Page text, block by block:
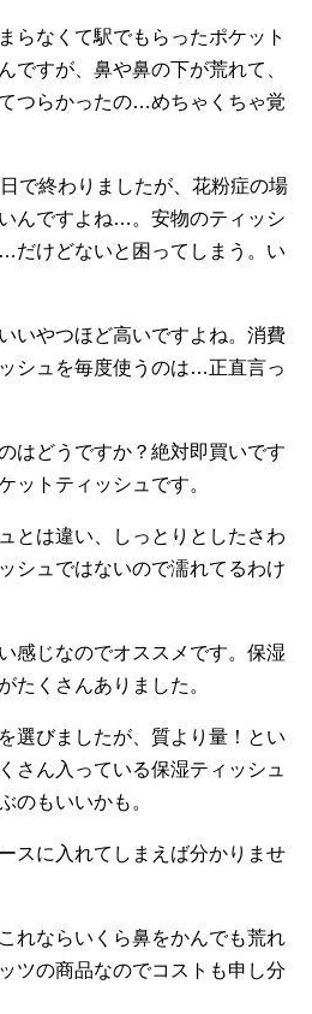
らなくて駅でもらったポケット
ですが、鼻や鼻の下が荒れて、
つらかったの…めちゃくちゃ覚
で終わりましたが、花粉症の場
んですよね…。安物のティッシ
だけどないと困ってしまう。い
いやつほど高いですよね。消費
シュを毎度使うのは…正直言っ
はどうですか？絶対即買いです
ットティッシュです。
とは違い、しっとりとしたさわ
シュではないので濡れてるわけ
感じなのでオススメです。保湿
たくさんありました。
選びましたが、質より量！とい
さん入っている保湿ティッシュ
のもいいかも。
スに入れてしまえば分かりませ
れならいくら鼻をかんでも荒れ
ツの商品なのでコストも申し分